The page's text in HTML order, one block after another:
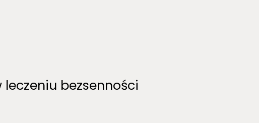
bezsenności